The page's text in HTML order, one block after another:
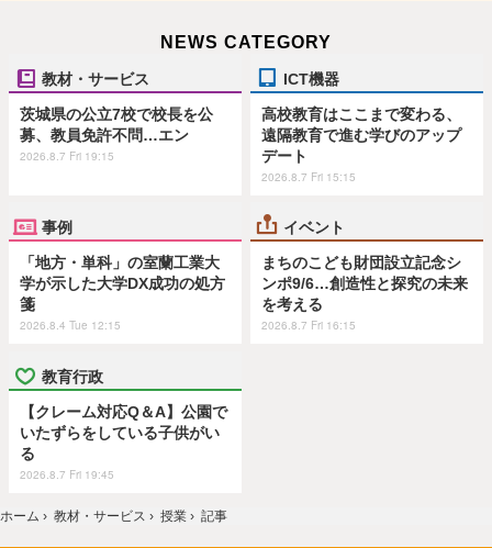
NEWS CATEGORY
教材・サービス
茨城県の公立7校で校長を公
募、教員免許不問…エン
2026.8.7 Fri 19:15
ICT機器
高校教育はここまで変わる、
遠隔教育で進む学びのアップ
デート
2026.8.7 Fri 15:15
事例
「地方・単科」の室蘭工業大
学が示した大学DX成功の処方
箋
2026.8.4 Tue 12:15
イベント
まちのこども財団設立記念シ
ンポ9/6…創造性と探究の未来
を考える
2026.8.7 Fri 16:15
教育行政
【クレーム対応Q＆A】公園で
いたずらをしている子供がい
る
2026.8.7 Fri 19:45
ホーム › 教材・サービス › 授業 › 記事